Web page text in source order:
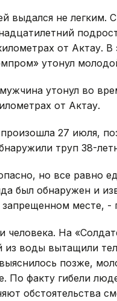
выдался не легким.
от Актау.
утонул
утонул во
от Актау.
27 июля,
труп 38-
но все равно
был обнаружен и
месте, -
человека. На
из воды вытащили
позже,
По факту гибели
обстоятельства